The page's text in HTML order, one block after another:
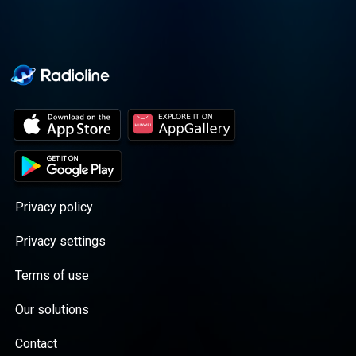
Privacy policy
Privacy settings
Terms of use
Our solutions
Contact